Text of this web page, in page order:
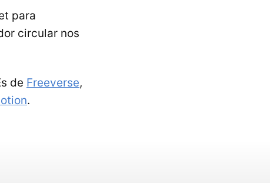
para
circular nos
de Freeverse,
.